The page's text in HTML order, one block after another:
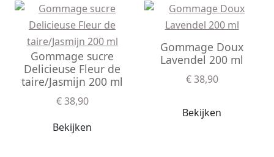
Gommage sucre
Delicieuse Fleur de
taire/Jasmijn 200 ml
€ 38,90
Bekijken
Gommage Doux
Lavendel 200 ml
€ 38,90
Bekijken